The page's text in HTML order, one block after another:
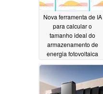
Nova ferramenta de IA
para calcular o
tamanho ideal do
armazenamento de
energia fotovoltaica
07/23/2026